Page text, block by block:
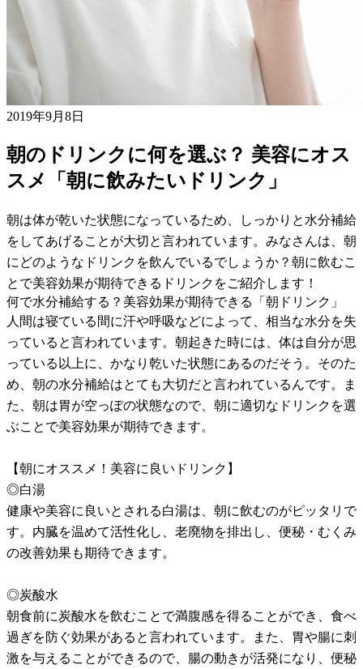
2019年9月8日
朝のドリンクに何を選ぶ？ 美容にオス
スメ「朝に飲みたいドリンク」
朝は体が乾いた状態になっているため、しっかりと水分補給
をしてあげることが大切と言われています。みなさんは、朝
にどのようなドリンクを飲んでいるでしょうか？朝に飲むこ
とで美容効果が期待できるドリンクをご紹介します！
何で水分補給する？美容効果が期待できる「朝ドリンク」
人間は寝ている間に汗や呼吸などによって、相当な水分を失
っていると言われています。朝起きた時には、体は自分が思
っている以上に、かなり乾いた状態にあるのだそう。そのた
め、朝の水分補給はとても大切だと言われているんです。ま
た、朝は胃が空っぽの状態なので、朝に適切なドリンクを選
ぶことで美容効果が期待できます。
【朝にオススメ！美容に良いドリンク】
◎白湯
健康や美容に良いとされる白湯は、朝に飲むのがピッタリで
す。内臓を温めて活性化し、老廃物を排出し、便秘・むくみ
の改善効果も期待できます。
◎炭酸水
朝食前に炭酸水を飲むことで満腹感を得ることができ、食べ
過ぎを防ぐ効果があると言われています。また、胃や腸に刺
激を与えることができるので、腸の動きが活発になり、便秘